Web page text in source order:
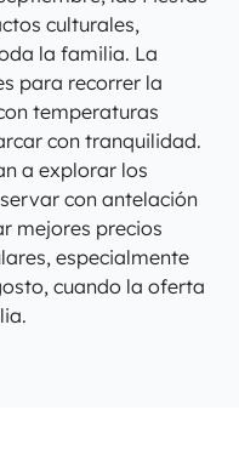
culturales,
la familia. La
para recorrer la
temperaturas
con tranquilidad.
a explorar los
con antelación
mejores precios
especialmente
cuando la oferta